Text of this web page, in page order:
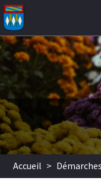
Aller au contenu
Accueil > Démarches